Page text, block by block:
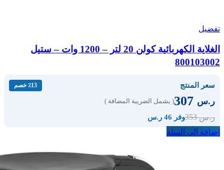
تفضيل
الغلاية الكهربائية كولن 20 لتر – 1200 وات – ستيل
800103002
سعر المنتج ٪13 خصم
ر.س ( يشمل الضريبة المضافة )
ر.س353 وفر 46 ر.س
إضافة إلى السلة